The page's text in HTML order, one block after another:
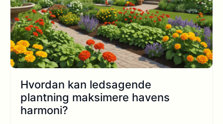
Hvordan kan ledsagende
plantning maksimere havens
harmoni?